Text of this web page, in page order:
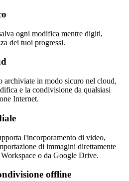
ogni modifica mentre digiti,
dei tuoi progressi.
archiviate in modo sicuro nel cloud,
e la condivisione da qualsiasi
Internet.
l'incorporamento di video,
di immagini direttamente
o da Google Drive.
offline